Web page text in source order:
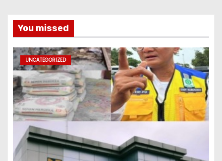
You missed
UNCATEGORIZED